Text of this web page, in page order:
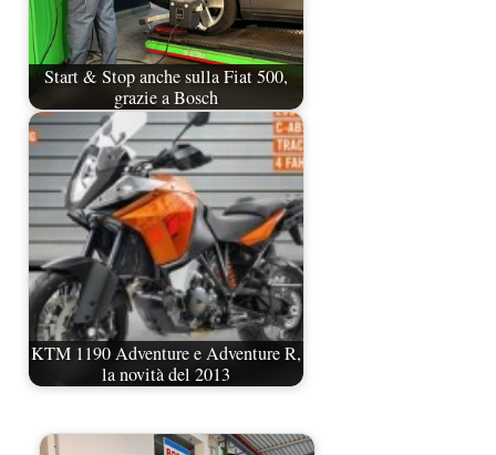
Start & Stop anche sulla Fiat 500,
grazie a Bosch
KTM 1190 Adventure e Adventure R,
la novità del 2013